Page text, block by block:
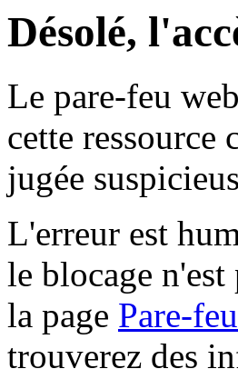
Désolé,
Le pare-feu
cette ressource
jugée
L'erreur est
le blocage
la page Pare-
trouverez des